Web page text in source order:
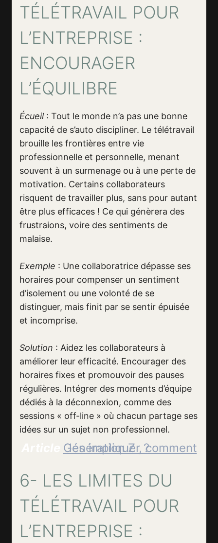
TÉLÉTRAVAIL POUR
L’ENTREPRISE :
ENCOURAGER
L’ÉQUILIBRE
Écueil : Tout le monde n’a pas une bonne
capacité de s’auto discipliner. Le télétravail
brouille les frontières entre vie
professionnelle et personnelle, menant
souvent à un surmenage ou à une perte de
motivation. Certains collaborateurs
risquent de travailler plus, sans pour autant
être plus efficaces ! Ce qui génèrera des
frustraions, voire des sentiments de
malaise.
Exemple : Une collaboratrice dépasse ses
horaires pour compenser un sentiment
d’isolement ou une volonté de se
distinguer, mais finit par se sentir épuisée
et incomprise.
Solution : Aidez les collaborateurs à
améliorer leur efficacité. Encourager des
horaires fixes et promouvoir des pauses
régulières. Intégrer des moments d’équipe
dédiés à la déconnexion, comme des
sessions « off-line » où chacun partage ses
idées sur un sujet non professionnel.
Génération Z , comment les impliquer ?
6- LES LIMITES DU
TÉLÉTRAVAIL POUR
L’ENTREPRISE :